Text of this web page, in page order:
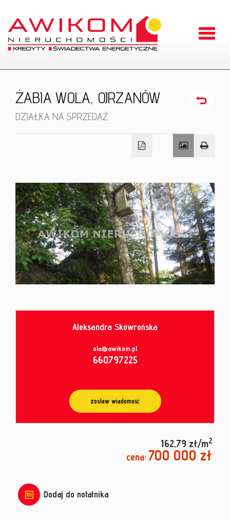
RODO
od
umowy
ŻABIA WOLA, OJRZANÓW
DZIAŁKA NA SPRZEDAŻ
Aleksandra Skowrońska
ola@awikom.pl
660797225
zostaw wiadomość
162,79 zł/m2
cena: 700 000 zł
Dodaj do notatnika